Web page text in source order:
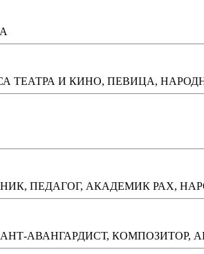
ТЕАТРА И КИНО, ПЕВИЦА,
ПЕДАГОГ, АКАДЕМИК РАХ,
АВАНГАРДИСТ, КОМПОЗИТОР,